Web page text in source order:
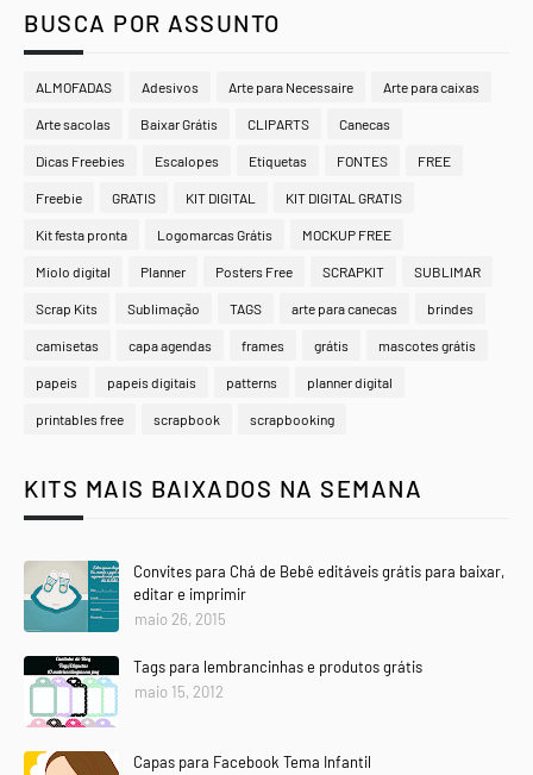
BUSCA POR ASSUNTO
ALMOFADAS Adesivos Arte para Necessaire Arte para caixas
Arte sacolas Baixar Grátis CLIPARTS Canecas
Dicas Freebies Escalopes Etiquetas FONTES FREE
Freebie GRATIS KIT DIGITAL KIT DIGITAL GRATIS
Kit festa pronta Logomarcas Grátis MOCKUP FREE
Miolo digital Planner Posters Free SCRAPKIT SUBLIMAR
Scrap Kits Sublimação TAGS arte para canecas brindes
camisetas capa agendas frames grátis mascotes grátis
papeis papeis digitais patterns planner digital
printables free scrapbook scrapbooking
KITS MAIS BAIXADOS NA SEMANA
Convites para Chá de Bebê editáveis grátis para baixar,
editar e imprimir
maio 26, 2015
Tags para lembrancinhas e produtos grátis
maio 15, 2012
Capas para Facebook Tema Infantil